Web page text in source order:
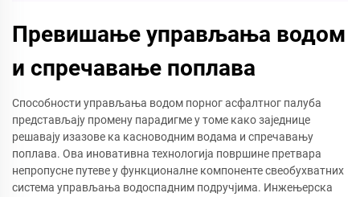
Превишање управљања водом
и спречавање поплава
Способности управљања водом порног асфалтног палуба
представљају промену парадигме у томе како заједнице
решавају изазове ка касноводним водама и спречавању
поплава. Ова иновативна технологија површине претвара
непропусне путеве у функционалне компоненте свеобухватних
система управљања водоспадним подручјима. Инжењерска